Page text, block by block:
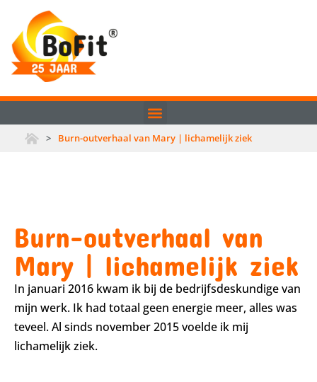
> Burn-outverhaal van Mary | lichamelijk ziek
Burn-outverhaal van
Mary | lichamelijk ziek
In januari 2016 kwam ik bij de bedrijfsdeskundige van
mijn werk. Ik had totaal geen energie meer, alles was
teveel. Al sinds november 2015 voelde ik mij
lichamelijk ziek.